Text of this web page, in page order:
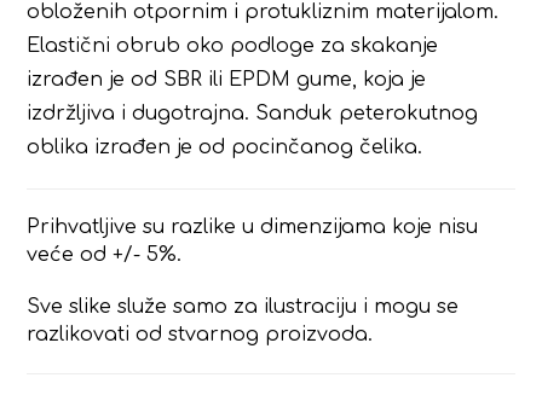
obloženih otpornim i protukliznim materijalom.
Elastični obrub oko podloge za skakanje
izrađen je od SBR ili EPDM gume, koja je
izdržljiva i dugotrajna. Sanduk peterokutnog
oblika izrađen je od pocinčanog čelika.
Prihvatljive su razlike u dimenzijama koje nisu
veće od +/- 5%.
Sve slike služe samo za ilustraciju i mogu se
razlikovati od stvarnog proizvoda.